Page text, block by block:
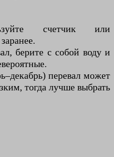
счетчик или
берите с собой воду и
перевал может
тогда лучше выбрать